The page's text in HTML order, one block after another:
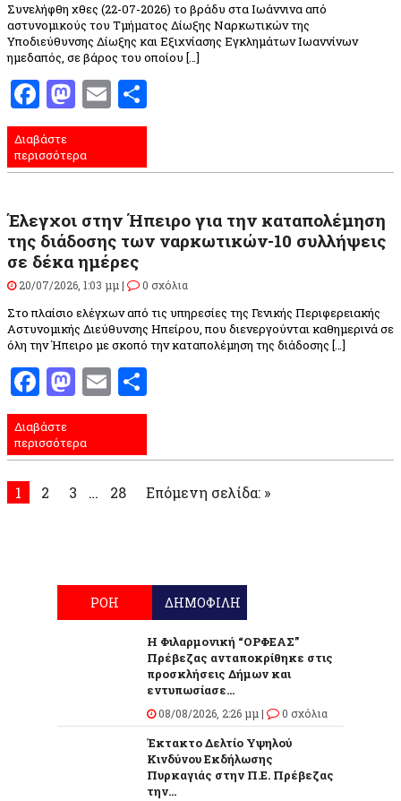
Συνελήφθη χθες (22-07-2026) το βράδυ στα Ιωάννινα από
αστυνομικούς του Τμήματος Δίωξης Ναρκωτικών της
Υποδιεύθυνσης Δίωξης και Εξιχνίασης Εγκλημάτων Ιωαννίνων
ημεδαπός, σε βάρος του οποίου […]
Facebook
Mastodon
Email
Διαβάστε
περισσότερα
Έλεγχοι στην Ήπειρο για την καταπολέμηση
της διάδοσης των ναρκωτικών-10 συλλήψεις
σε δέκα ημέρες
20/07/2026, 1:03 μμ | 0 σχόλια
Στο πλαίσιο ελέγχων από τις υπηρεσίες της Γενικής Περιφερειακής
Αστυνομικής Διεύθυνσης Ηπείρου, που διενεργούνται καθημερινά σε
όλη την Ήπειρο με σκοπό την καταπολέμηση της διάδοσης […]
Facebook
Mastodon
Email
Διαβάστε
περισσότερα
1 2 3 … 28 Επόμενη σελίδα: »
ΡΟΗ ΔΗΜΟΦΙΛΗ
Η Φιλαρμονική “ΟΡΦΕΑΣ”
Πρέβεζας ανταποκρίθηκε στις
προσκλήσεις Δήμων και
εντυπωσίασε...
08/08/2026, 2:26 μμ | 0 σχόλια
Έκτακτο Δελτίο Υψηλού
Κινδύνου Εκδήλωσης
Πυρκαγιάς στην Π.Ε. Πρέβεζας
την...